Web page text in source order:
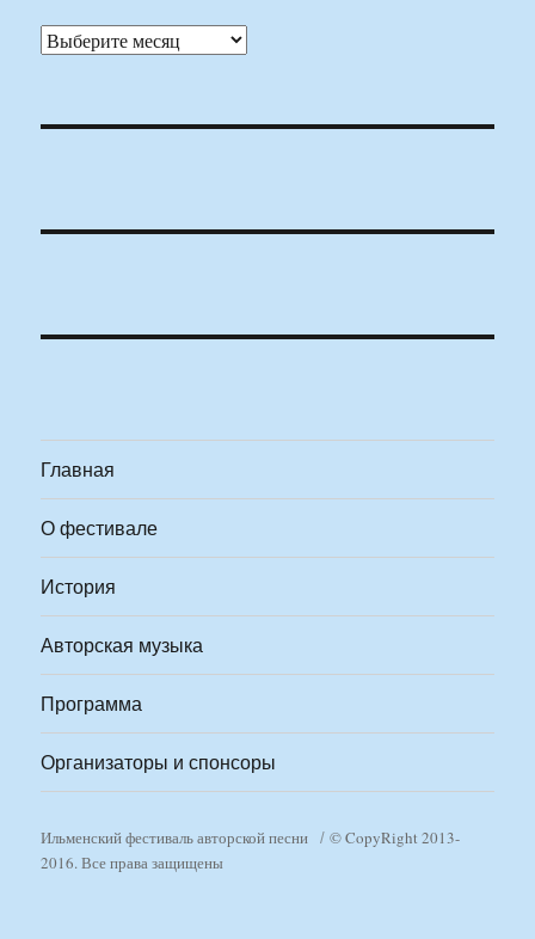
Архивы
Главная
О фестивале
История
Авторская музыка
Программа
Организаторы и спонсоры
Ильменский фестиваль авторской песни
© CopyRight 2013-
2016. Все права защищены